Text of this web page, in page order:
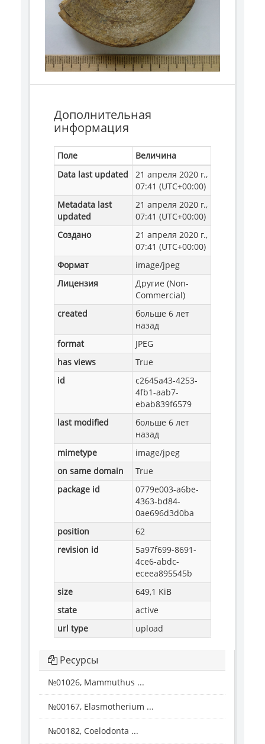
Дополнительная
информация
Поле
Величина
Data last updated
21 апреля 2020 г.,
07:41 (UTC+00:00)
Metadata last
updated
21 апреля 2020 г.,
07:41 (UTC+00:00)
Создано
21 апреля 2020 г.,
07:41 (UTC+00:00)
Формат
image/jpeg
Лицензия
Другие (Non-
Commercial)
created
больше 6 лет
назад
format
JPEG
has views
True
id
c2645a43-4253-
4fb1-aab7-
ebab839f6579
last modified
больше 6 лет
назад
mimetype
image/jpeg
on same domain
True
package id
0779e003-a6be-
4363-bd84-
0ae696d3d0ba
position
62
revision id
5a97f699-8691-
4ce6-abdc-
eceea895545b
size
649,1 KiB
state
active
url type
upload
Ресурсы
№01026, Mammuthus ...
№00167, Elasmotherium ...
№00182, Coelodonta ...